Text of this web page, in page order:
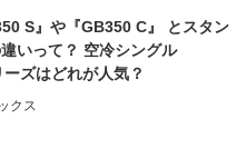
S』や『GB350 C』 とスタン
いって？ 空冷シングル
ーズはどれが人気？
クス